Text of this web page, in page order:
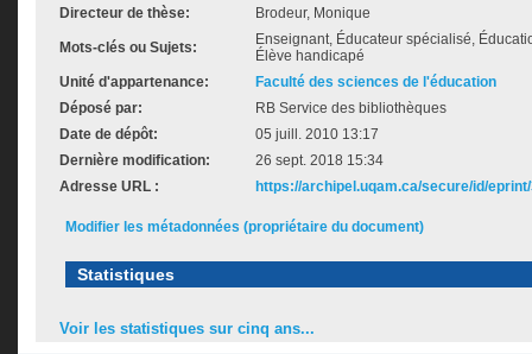
Directeur de thèse: Brodeur, Monique
Mots-clés ou Sujets:
Enseignant, Éducateur spécialisé,
Élève handicapé
Unité d'appartenance:
Faculté des sciences de l'éducation
Déposé par:
RB Service des bibliothèques
Date de dépôt:
05 juill. 2010 13:17
Dernière modification:
26 sept. 2018 15:34
Adresse URL :
https://archipel.uqam.ca/secure/id/
Modifier les métadonnées (propriétaire du document)
Statistiques
Voir les statistiques sur cinq ans...